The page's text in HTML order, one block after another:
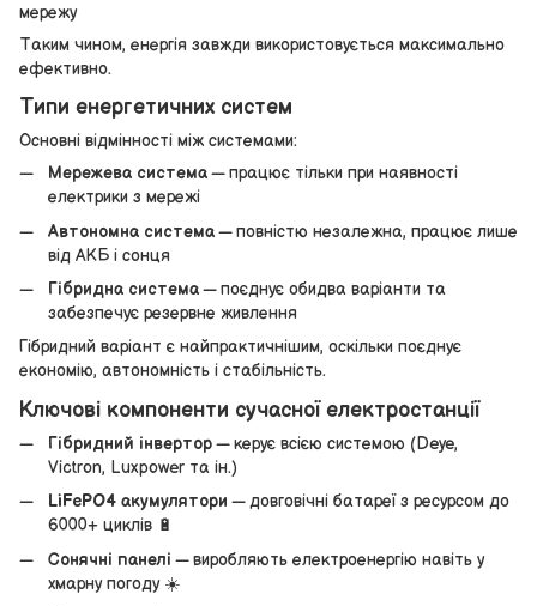
мережу
Таким чином, енергія завжди використовується максимально
ефективно.
Типи енергетичних систем
Основні відмінності між системами:
Мережева система— працює тільки при наявності
електрики з мережі
Автономна система— повністю незалежна, працює лише
від АКБ і сонця
Гібридна система— поєднує обидва варіанти та
забезпечує резервне живлення
Гібридний варіант є найпрактичнішим, оскільки поєднує
економію, автономність і стабільність.
Ключові компоненти сучасної електростанції
Гібридний інвертор— керує всією системою (Deye,
Victron, Luxpower та ін.)
LiFePO4 акумулятори — довговічні батареї з ресурсом до
6000+ циклів 🔋
Сонячні панелі — виробляють електроенергію навіть у
хмарну погоду ☀️